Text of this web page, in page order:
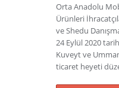
Orta Anadolu
Ürünleri
ve Shedu
24 Eylül 2020
Kuveyt ve
ticaret heyeti